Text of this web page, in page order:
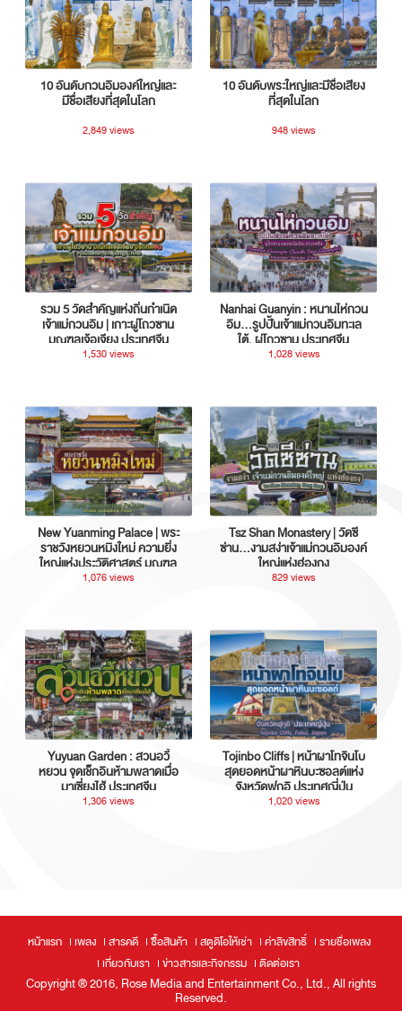
10 อันดับกวนอิมองค์ใหญ่และ
มีชื่อเสียงที่สุดในโลก
2,849 views
10 อันดับพระใหญ่และมีชื่อเสียง
ที่สุดในโลก
948 views
รวม 5 วัดสำคัญแห่งถิ่นกำเนิด
เจ้าแม่กวนอิม | เกาะผู่โถวซาน
มณฑลเจ้อเจียง ประเทศจีน
1,530 views
Nanhai Guanyin : หนานไห่กวน
อิม...รูปปั้นเจ้าแม่กวนอิมทะเล
ใต้, ผู่โถวซาน ประเทศจีน
1,028 views
New Yuanming Palace | พระ
ราชวังหยวนหมิงใหม่ ความยิ่ง
ใหญ่แห่งประวัติศาสตร์ มณฑล
กวางตุ้ง ประเทศจีน
1,076 views
Tsz Shan Monastery | วัดซี
ซ่าน…งามสง่าเจ้าแม่กวนอิมองค์
ใหญ่แห่งฮ่องกง
829 views
Yuyuan Garden : สวนอวี้
หยวน จุดเช็กอินห้ามพลาดเมื่อ
มาเซี่ยงไฮ้ ประเทศจีน
1,306 views
Tojinbo Cliffs | หน้าผาโทจินโบ
สุดยอดหน้าผาหินบะซอลต์แห่ง
จังหวัดฟุกุอิ ประเทศญี่ปุ่น
1,020 views
หน้าแรก เพลง สารคดี ซื้อสินค้า สตูดิโอให้เช่า ค่าลิขสิทธิ์
รายชื่อเพลง
เกี่ยวกับเรา
ข่าวสารและกิจกรรม ติดต่อเรา
Copyright ® 2016, Rose Media and Entertainment Co., Ltd., All rights
Reserved.